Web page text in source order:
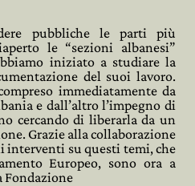
pubbliche le parti più
le “sezioni albanesi”
iniziato a studiare la
del suoi lavoro.
immediatamente da
e dall’altro l’impegno di
cercando di liberarla da un
Grazie alla collaborazione
interventi su questi temi, che
Europeo, sono ora a
Fondazione